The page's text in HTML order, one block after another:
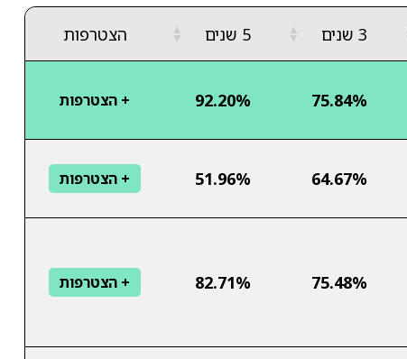
3 שנים ▲
▼ 5 שנים ▲
▼ הצטרפות
75.84%
92.20% + הצטרפות
64.67%
51.96% + הצטרפות
75.48%
82.71% + הצטרפות